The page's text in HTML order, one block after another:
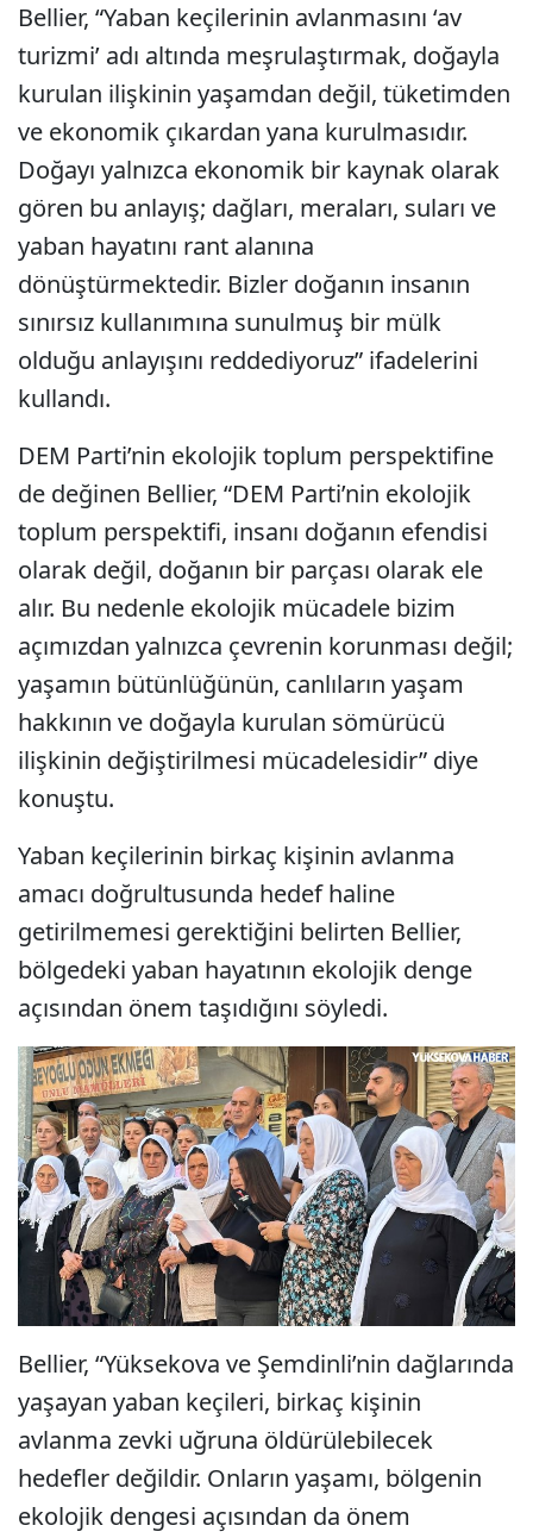
Bellier, “Yaban keçilerinin avlanmasını ‘av
turizmi’ adı altında meşrulaştırmak, doğayla
kurulan ilişkinin yaşamdan değil, tüketimden
ve ekonomik çıkardan yana kurulmasıdır.
Doğayı yalnızca ekonomik bir kaynak olarak
gören bu anlayış; dağları, meraları, suları ve
yaban hayatını rant alanına
dönüştürmektedir. Bizler doğanın insanın
sınırsız kullanımına sunulmuş bir mülk
olduğu anlayışını reddediyoruz” ifadelerini
kullandı.
DEM Parti’nin ekolojik toplum perspektifine
de değinen Bellier, “DEM Parti’nin ekolojik
toplum perspektifi, insanı doğanın efendisi
olarak değil, doğanın bir parçası olarak ele
alır. Bu nedenle ekolojik mücadele bizim
açımızdan yalnızca çevrenin korunması değil;
yaşamın bütünlüğünün, canlıların yaşam
hakkının ve doğayla kurulan sömürücü
ilişkinin değiştirilmesi mücadelesidir” diye
konuştu.
Yaban keçilerinin birkaç kişinin avlanma
amacı doğrultusunda hedef haline
getirilmemesi gerektiğini belirten Bellier,
bölgedeki yaban hayatının ekolojik denge
açısından önem taşıdığını söyledi.
Bellier, “Yüksekova ve Şemdinli’nin dağlarında
yaşayan yaban keçileri, birkaç kişinin
avlanma zevki uğruna öldürülebilecek
hedefler değildir. Onların yaşamı, bölgenin
ekolojik dengesi açısından da önem